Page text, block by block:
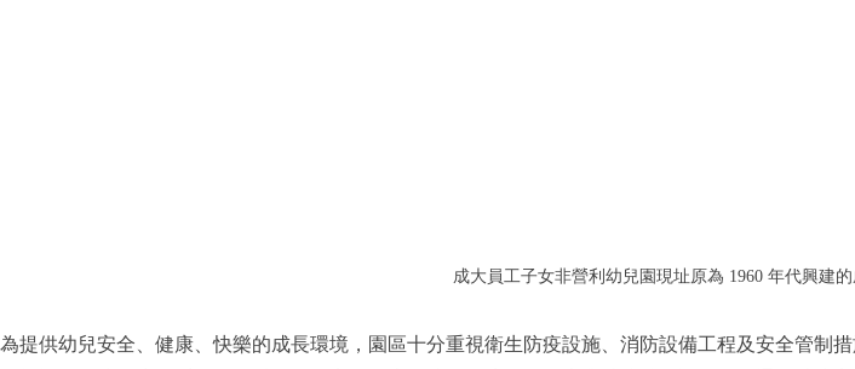
成大員工子女非營利幼兒園現址原為 1960 年代興建
為提供幼兒安全、健康、快樂的成長環境，園區十分重視衛生防疫設施、消防設備工程及安全管